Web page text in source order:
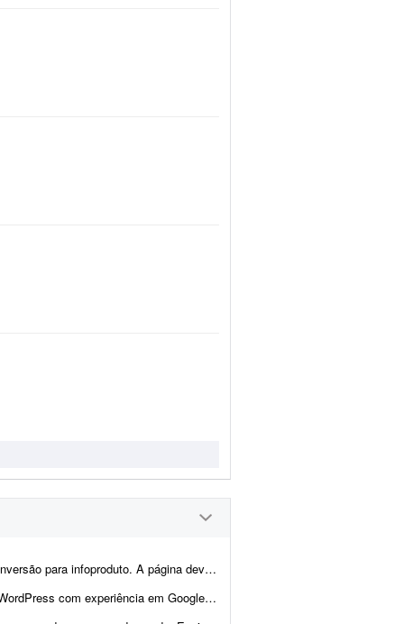
e layout focados em vendas, com elementos que incentivem a con...
Google Analytics 4 e Google Consent Mode v2 para realizar adequações técni...